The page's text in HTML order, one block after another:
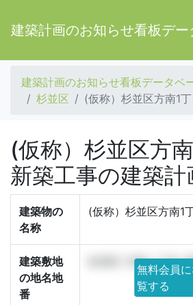
建築計画のお知らせ看板デー
建築計画のお知らせ看板データベ
杉並区
(仮称）杉並区方南1
(仮称）杉並区方
新築工事の建築計
建築物の
名称
(仮称）杉並区方南1
建築敷地
の地名地
番
杉並区 方南一丁目
無料会員
覧する